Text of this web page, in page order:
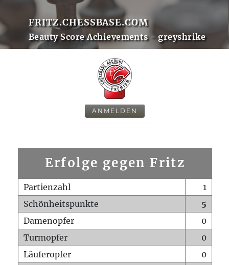
FRITZ.CHESSBASE.COM
Beauty Score Achievements - greyshrike
ANMELDEN
Erfolge gegen Fritz
Partienzahl
1
Schönheitspunkte
5
Damenopfer
0
Turmopfer
0
Läuferopfer
0